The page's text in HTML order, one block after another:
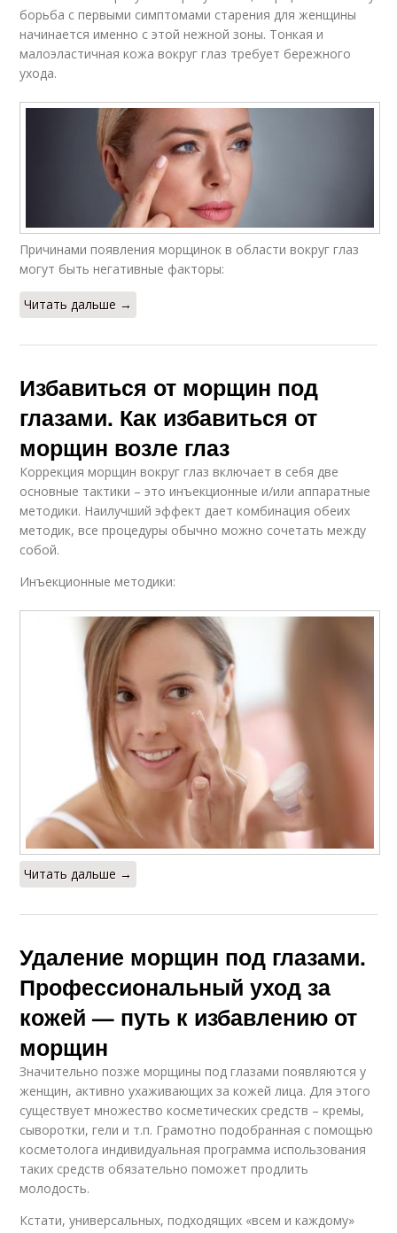
борьба с первыми симптомами старения для женщины
начинается именно с этой нежной зоны. Тонкая и
малоэластичная кожа вокруг глаз требует бережного
ухода.
Причинами появления морщинок в области вокруг глаз
могут быть негативные факторы:
Читать дальше →
Избавиться от морщин под
глазами. Как избавиться от
морщин возле глаз
Коррекция морщин вокруг глаз включает в себя две
основные тактики – это инъекционные и/или аппаратные
методики. Наилучший эффект дает комбинация обеих
методик, все процедуры обычно можно сочетать между
собой.
Инъекционные методики:
Читать дальше →
Удаление морщин под глазами.
Профессиональный уход за
кожей — путь к избавлению от
морщин
Значительно позже морщины под глазами появляются у
женщин, активно ухаживающих за кожей лица. Для этого
существует множество косметических средств – кремы,
сыворотки, гели и т.п. Грамотно подобранная с помощью
косметолога индивидуальная программа использования
таких средств обязательно поможет продлить
молодость.
Кстати, универсальных, подходящих «всем и каждому»